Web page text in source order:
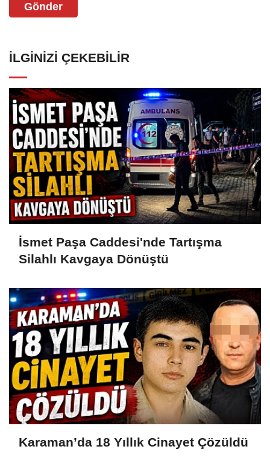
Gönder
İLGINIZI ÇEKEBILIR
İsmet Paşa Caddesi'nde Tartışma
Silahlı Kavgaya Dönüştü
Karaman’da 18 Yıllık Cinayet Çözüldü